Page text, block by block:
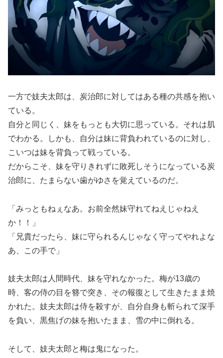
一方で妓夫太郎は、炭治郎に対してはある種の共感を抱い
ている。
自分と同じく、妹をもっとも大切に思っている。それは肌
でわかる。しかも、自分は妹に背負われているのに対し、
こいつは妹を背負って戦っている。
だからこそ、妹を守りきれずに敗死しそうになっている炭
治郎に、たまらない歯がゆさを覚えているのだ。
「みっともねぇなあ。お前全然妹守れてねえじゃねえ
か！！」
「兄貴だったら、妹に守られるんじゃなく守ってやれよな
あ、この手で」
妓夫太郎は人間時代、妹を守れなかった。梅が13歳の
時、客の侍の目を簪で突き、その報復として生きたまま焼
かれた。妓夫太郎は侍を殺すが、自分自身も斬られて深手
を負い、黒焦げの妹を抱いたまま、雪の中に倒れる。
そして、妓夫太郎と梅は鬼になった。